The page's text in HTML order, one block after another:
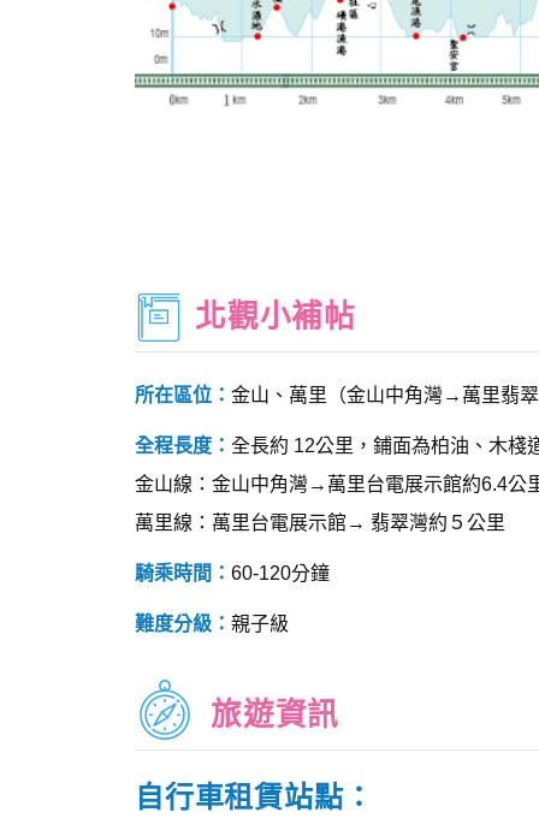
北觀小補帖
所在區位： 金山、萬里（金山中角灣→萬里翡翠
全程長度： 全長約 12公里，鋪面為柏油、木棧
金山線：金山中角灣→萬里台電展示館約6.4公
萬里線：萬里台電展示館→ 翡翠灣約５公里
騎乘時間： 60-120分鐘
難度分級： 親子級
旅遊資訊
自行車租賃站點：